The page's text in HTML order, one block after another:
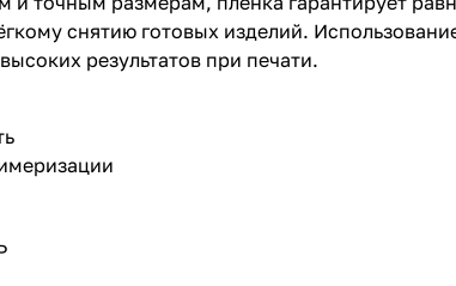
снятию готовых изделий.
результатов при печати.